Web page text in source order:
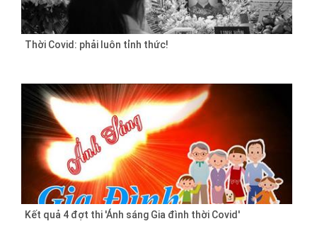
Thời Covid: phải luôn tỉnh thức!
Kết quả 4 đợt thi 'Ánh sáng Gia đình thời Covid'